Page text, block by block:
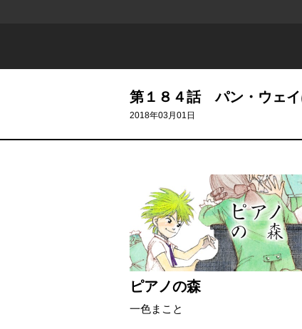
第１８４話 パン・ウェイ
2018年03月01日
ピアノの森
一色まこと